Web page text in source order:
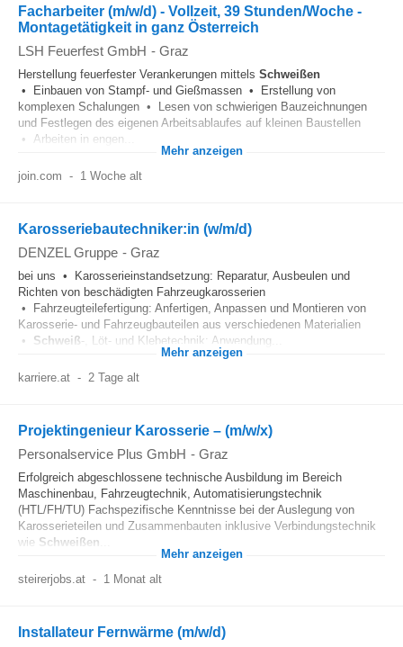
Facharbeiter (m/w/d) - Vollzeit, 39 Stunden/Woche -
Montagetätigkeit in ganz Österreich
LSH Feuerfest GmbH - Graz
Herstellung feuerfester Verankerungen mittels Schweißen
• Einbauen von Stampf- und Gießmassen • Erstellung von
komplexen Schalungen • Lesen von schwierigen Bauzeichnungen
und Festlegen des eigenen Arbeitsablaufes auf kleinen Baustellen
• Arbeiten in engen...
Mehr anzeigen
join.com - 1 Woche alt
Karosseriebautechniker:in (w/m/d)
DENZEL Gruppe - Graz
bei uns • Karosserieinstandsetzung: Reparatur, Ausbeulen und
Richten von beschädigten Fahrzeugkarosserien
• Fahrzeugteilefertigung: Anfertigen, Anpassen und Montieren von
Karosserie- und Fahrzeugbauteilen aus verschiedenen Materialien
• Schweiß-, Löt- und Klebetechnik: Anwendung...
Mehr anzeigen
karriere.at - 2 Tage alt
Projektingenieur Karosserie – (m/w/x)
Personalservice Plus GmbH - Graz
Erfolgreich abgeschlossene technische Ausbildung im Bereich
Maschinenbau, Fahrzeugtechnik, Automatisierungstechnik
(HTL/FH/TU) Fachspezifische Kenntnisse bei der Auslegung von
Karosserieteilen und Zusammenbauten inklusive Verbindungstechnik
wie Schweißen
Mehr anzeigen
steirerjobs.at - 1 Monat alt
Installateur Fernwärme (m/w/d)